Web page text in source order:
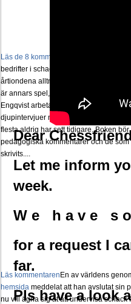
Läs de 8 kommentarerna
bedrifter i schackvärlden. Glenn Ek på
årtiondena alltmer betraktats som en
är annars spel, vetenskap eller konst.
Engqvist arbetat med boken i ur och
djupintervjuer med
Okpu
flesta aldrig har sett tidigare. Boken
pedagogiska kommentarer och de
skrivits....
Läs kommentaren En av världens
hemsida meddelat att han avslutat sin
nu vill ägna sig åt att undervisa
Dear
Let me inform
week.
W e h a v e s
for a request I
far.
Pls have a look